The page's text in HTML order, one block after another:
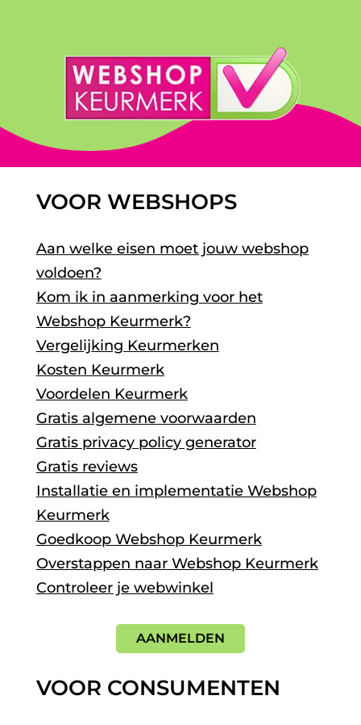
VOOR WEBSHOPS
Aan welke eisen moet jouw webshop
voldoen?
Kom ik in aanmerking voor het
Webshop Keurmerk?
Vergelijking Keurmerken
Kosten Keurmerk
Voordelen Keurmerk
Gratis algemene voorwaarden
Gratis privacy policy generator
Gratis reviews
Installatie en implementatie Webshop
Keurmerk
Goedkoop Webshop Keurmerk
Overstappen naar Webshop Keurmerk
Controleer je webwinkel
AANMELDEN
VOOR CONSUMENTEN